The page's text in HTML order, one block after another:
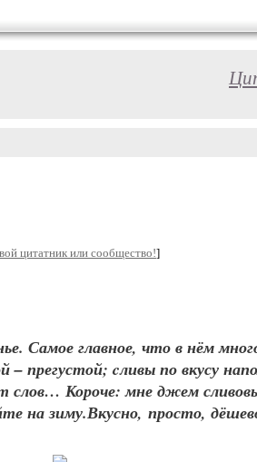
цитатник или сообщество!]
Самое главное, что в нём
– прегустой; cливы по вкусу
Короче: мне джем
на зиму.Вкусно, просто,